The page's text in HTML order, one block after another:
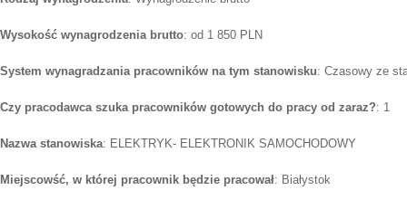
Wysokość wynagrodzenia brutto: od 1 850 PLN
System wynagradzania pracowników na tym stanowisku: Czasowy ze
Czy pracodawca szuka pracowników gotowych do pracy od zaraz?: 1
Nazwa stanowiska: ELEKTRYK- ELEKTRONIK SAMOCHODOWY
Miejscowść, w której pracownik będzie pracował: Białystok